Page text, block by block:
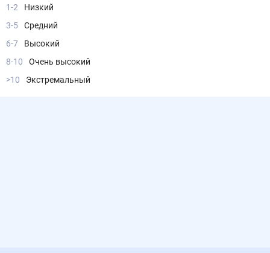
1-2
Низкий
3-5
Средний
6-7
Высокий
8-10
Очень высокий
>10
Экстремальный